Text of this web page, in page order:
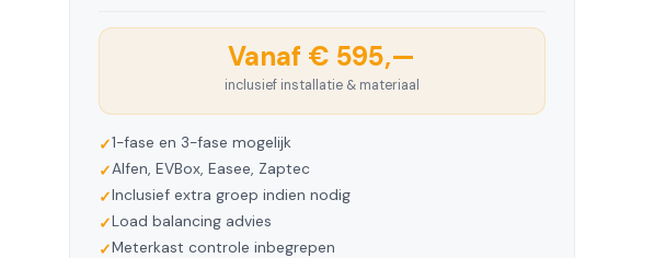
Vanaf € 595,—
inclusief installatie & materiaal
1-fase en 3-fase mogelijk
Alfen, EVBox, Easee, Zaptec
Inclusief extra groep indien nodig
Load balancing advies
Meterkast controle inbegrepen